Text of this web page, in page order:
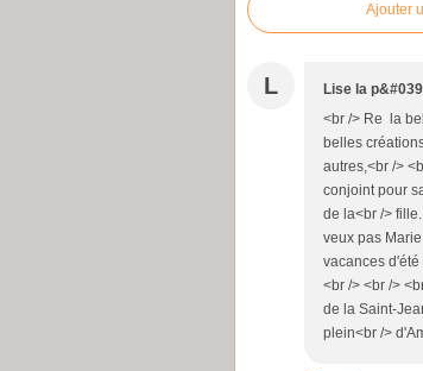
Ajouter
L Lise la
<br /> Re la
belles
autres,<br />
conjoint pour
de la<br />
veux pas
vacances
<br /> <br />
de la Saint-
plein<br />